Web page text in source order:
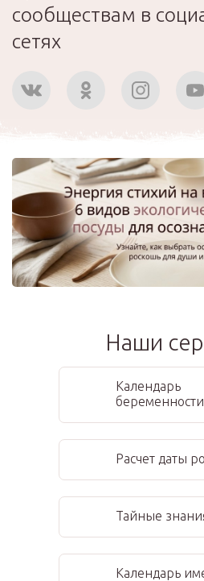
сообществам в
сетях
Наши
Календарь
беременности
Расчет даты
Тайные
Календарь